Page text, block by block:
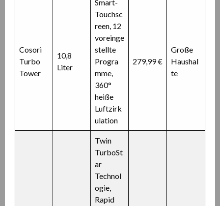
Cosori
Turbo
Tower
10,8
Liter
Smart-
Touchsc
reen, 12
voreinge
stellte
Progra
mme,
360°
heiße
Luftzirk
ulation
279,99 €
Große
Haushal
te
Twin
TurboSt
ar
Technol
ogie,
Rapid